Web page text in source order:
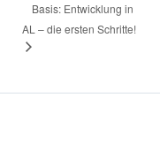
Basis: Entwicklung in
AL – die ersten Schritte!